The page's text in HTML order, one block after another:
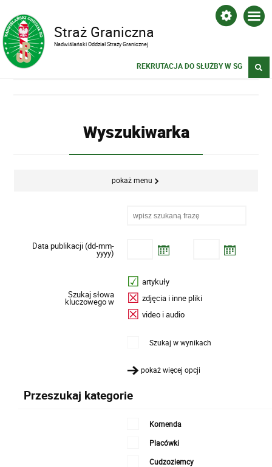
Straż Graniczna
Nadwiślański Oddział Straży Granicznej
REKRUTACJA DO SŁUŻBY W SG
Wyszukiwarka
pokaż menu
Data publikacji (dd-mm-
yyyy)
Szukaj słowa
kluczowego w
artykuły
zdjęcia i inne pliki
video i audio
Szukaj w wynikach
pokaż więcej opcji
Przeszukaj kategorie
Komenda
Placówki
Cudzoziemcy